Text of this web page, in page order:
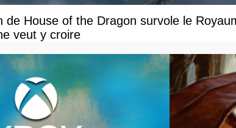
de House of the Dragon survole le
veut y croire